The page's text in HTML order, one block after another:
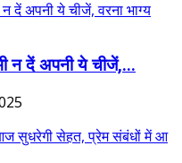
न दें अपनी ये चीजें,...